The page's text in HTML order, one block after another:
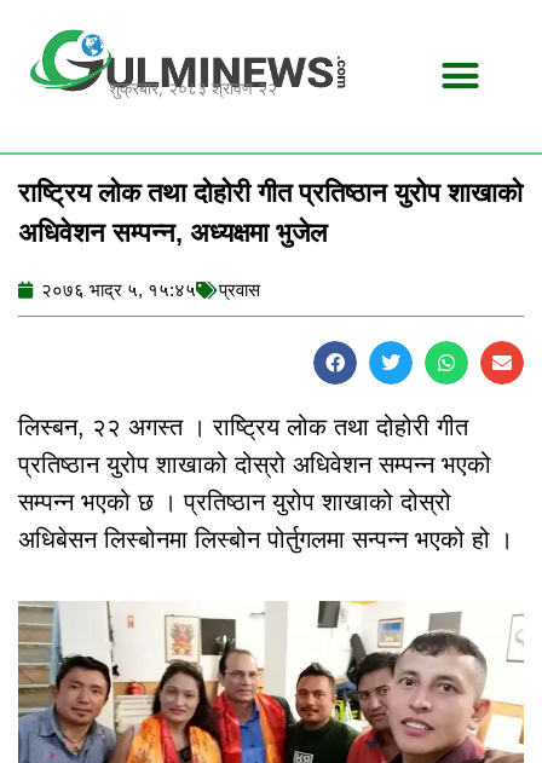
content
शुक्रबार, २०८३ श्रावण २२
राष्ट्रिय लोक तथा दोहोरी गीत प्रतिष्ठान युरोप शाखाको
अधिवेशन सम्पन्न, अध्यक्षमा भुजेल
२०७६ भाद्र ५, १५:४५ प्रवास
लिस्बन, २२ अगस्त । राष्ट्रिय लोक तथा दोहोरी गीत
प्रतिष्ठान युरोप शाखाको दोस्रो अधिवेशन सम्पन्न भएको
सम्पन्न भएको छ । प्रतिष्ठान युरोप शाखाको दोस्रो
अधिबेसन लिस्बोनमा लिस्बोन पोर्तुगलमा सन्पन्न भएको हो ।